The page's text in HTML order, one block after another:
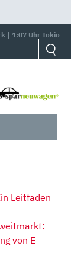
| 1:07 Uhr Tokio
Leitfaden
von E-